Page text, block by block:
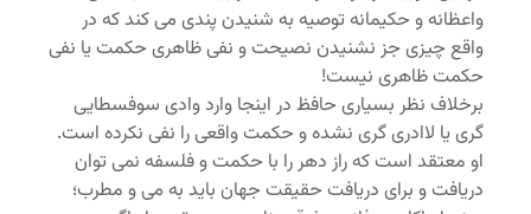
واعظانه و حکیمانه توصیه به شنیدن پندی می کند که در
واقع چیزی جز نشنیدن نصیحت و نفی ظاهری حکمت یا نفی
حکمت ظاهری نیست!
برخلاف نظر بسیاری حافظ در اینجا وارد وادی سوفسطایی
گری یا لاادری گری نشده و حکمت واقعی را نفی نکرده است.
او معتقد است که راز دهر را با حکمت و فلسفه نمی توان
دریافت و برای دریافت حقیقت جهان باید به می و مطرب؛